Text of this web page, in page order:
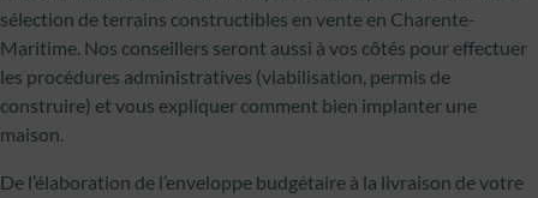
sélection de terrains constructibles en vente en Charente-
Maritime. Nos conseillers seront aussi à vos côtés pour effectuer
les procédures administratives (viabilisation, permis de
construire) et vous expliquer comment bien implanter une
maison.
De l’élaboration de l’enveloppe budgétaire à la livraison de votre